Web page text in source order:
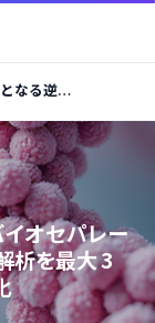
なる逆相
最大 3
2 倍高速
オセパレー
析を最大 3